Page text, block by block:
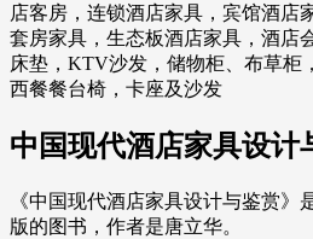
店客房，连锁酒店家具，宾馆酒店
套房家具，生态板酒店家具，酒店
床垫，KTV沙发，储物柜、布草柜
西餐餐台椅，卡座及沙发
中国现代酒店家具设计
《中国现代酒店家具设计与鉴赏》
版的图书，作者是唐立华。